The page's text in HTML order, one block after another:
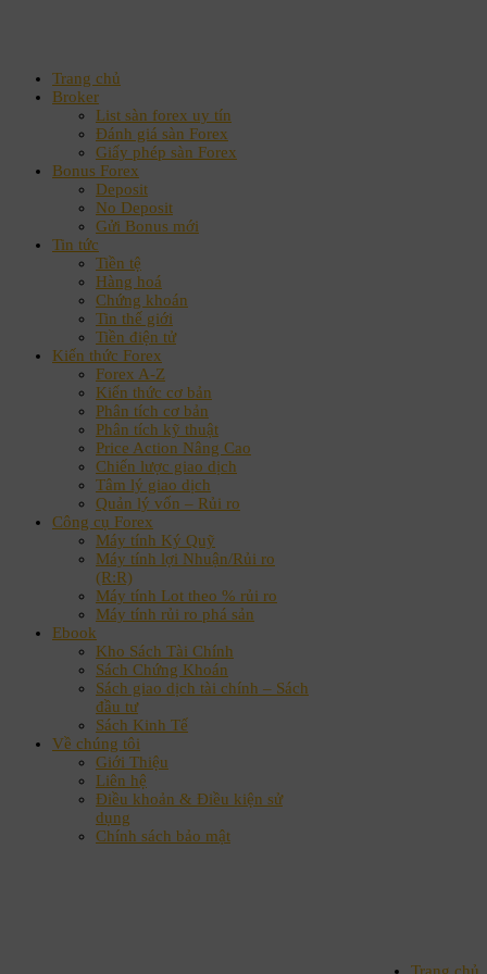
Trang chủ
Broker
List sàn forex uy tín
Đánh giá sàn Forex
Giấy phép sàn Forex
Bonus Forex
Deposit
No Deposit
Gửi Bonus mới
Tin tức
Tiền tệ
Hàng hoá
Chứng khoán
Tin thế giới
Tiền điện tử
Kiến thức Forex
Forex A-Z
Kiến thức cơ bản
Phân tích cơ bản
Phân tích kỹ thuật
Price Action Nâng Cao
Chiến lược giao dịch
Tâm lý giao dịch
Quản lý vốn – Rủi ro
Công cụ Forex
Máy tính Ký Quỹ
Máy tính lợi Nhuận/Rủi ro
(R:R)
Máy tính Lot theo % rủi ro
Máy tính rủi ro phá sản
Ebook
Kho Sách Tài Chính
Sách Chứng Khoán
Sách giao dịch tài chính – Sách
đầu tư
Sách Kinh Tế
Về chúng tôi
Giới Thiệu
Liên hệ
Điều khoản & Điều kiện sử
dụng
Chính sách bảo mật